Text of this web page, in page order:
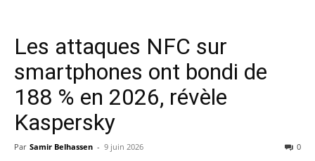
Les attaques NFC sur
smartphones ont bondi de
188 % en 2026, révèle
Kaspersky
Par Samir Belhassen - 9 juin 2026 0